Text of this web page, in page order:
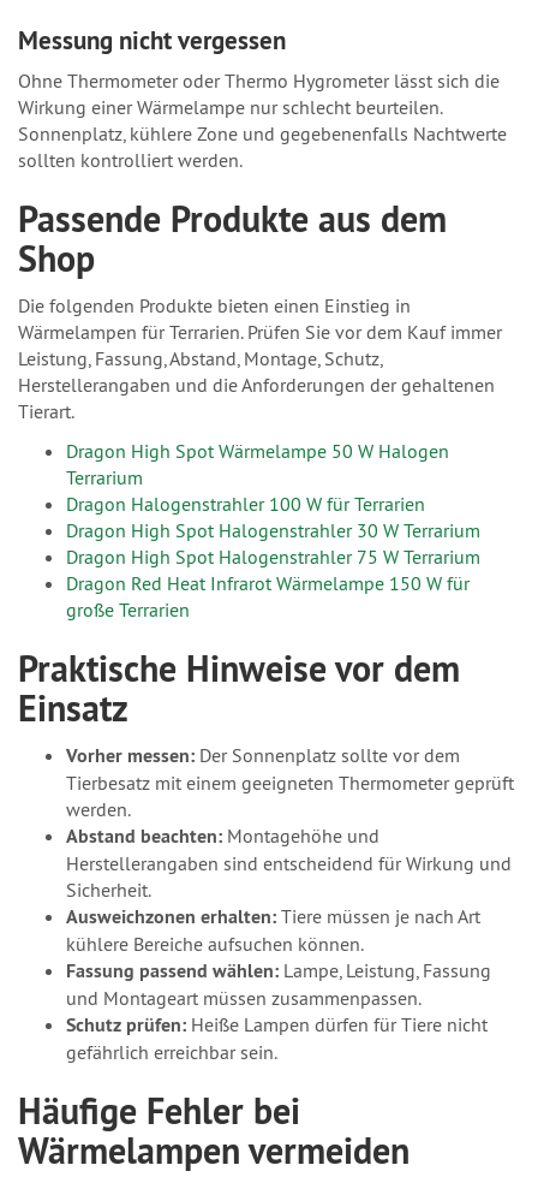
Messung nicht vergessen
Ohne Thermometer oder Thermo Hygrometer lässt sich die
Wirkung einer Wärmelampe nur schlecht beurteilen.
Sonnenplatz, kühlere Zone und gegebenenfalls Nachtwerte
sollten kontrolliert werden.
Passende Produkte aus dem
Shop
Die folgenden Produkte bieten einen Einstieg in
Wärmelampen für Terrarien. Prüfen Sie vor dem Kauf immer
Leistung, Fassung, Abstand, Montage, Schutz,
Herstellerangaben und die Anforderungen der gehaltenen
Tierart.
Dragon High Spot Wärmelampe 50 W Halogen
Terrarium
Dragon Halogenstrahler 100 W für Terrarien
Dragon High Spot Halogenstrahler 30 W Terrarium
Dragon High Spot Halogenstrahler 75 W Terrarium
Dragon Red Heat Infrarot Wärmelampe 150 W für
große Terrarien
Praktische Hinweise vor dem
Einsatz
Vorher messen: Der Sonnenplatz sollte vor dem
Tierbesatz mit einem geeigneten Thermometer geprüft
werden.
Abstand beachten: Montagehöhe und
Herstellerangaben sind entscheidend für Wirkung und
Sicherheit.
Ausweichzonen erhalten: Tiere müssen je nach Art
kühlere Bereiche aufsuchen können.
Fassung passend wählen: Lampe, Leistung, Fassung
und Montageart müssen zusammenpassen.
Schutz prüfen: Heiße Lampen dürfen für Tiere nicht
gefährlich erreichbar sein.
Häufige Fehler bei
Wärmelampen vermeiden